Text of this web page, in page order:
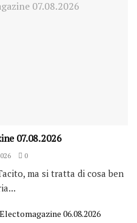
07.08.2026
0
ma si tratta di cosa ben
06.08.2026